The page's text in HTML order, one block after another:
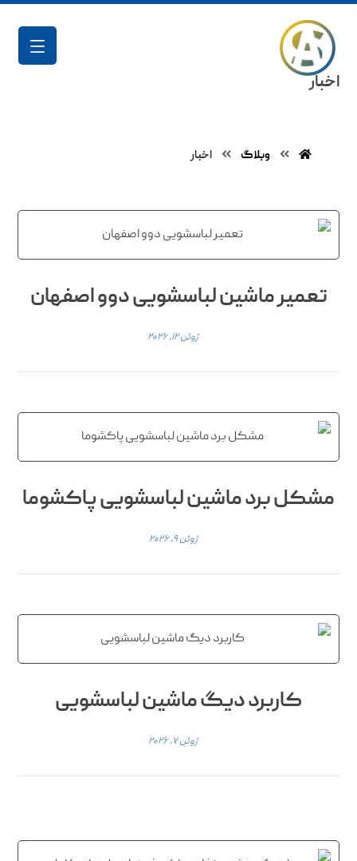
اخبار
وبلاگ اخبار
تعمیر ماشین لباسشویی دوو اصفهان
ژوئن ۱۲, ۲۰۲۶
مشکل برد ماشین لباسشویی پاکشوما
ژوئن ۹, ۲۰۲۶
کاربرد دیگ ماشین لباسشویی
ژوئن ۷, ۲۰۲۶